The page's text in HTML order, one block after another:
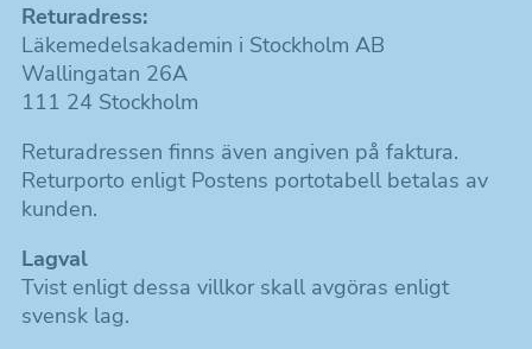
Returadress:
Läkemedelsakademin i Stockholm AB
Wallingatan 26A
111 24 Stockholm
Returadressen finns även angiven på faktura.
Returporto enligt Postens portotabell betalas av
kunden.
Lagval
Tvist enligt dessa villkor skall avgöras enligt
svensk lag.